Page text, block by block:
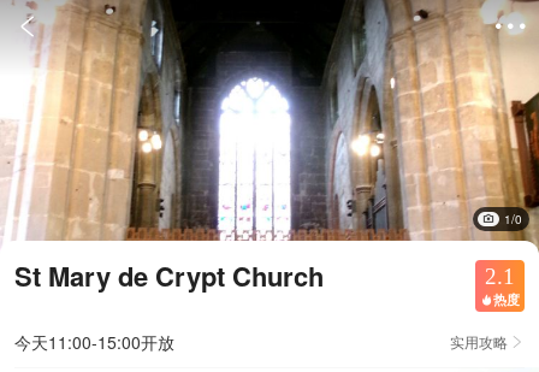
 
1/0
St Mary de Crypt Church 2.1
 热度
今天11:00-15:00开放 实用攻略 